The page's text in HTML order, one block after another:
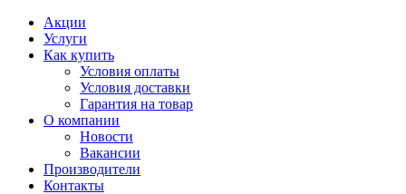
Акции
Услуги
Как купить
Условия оплаты
Условия доставки
Гарантия на товар
О компании
Новости
Вакансии
Производители
Контакты